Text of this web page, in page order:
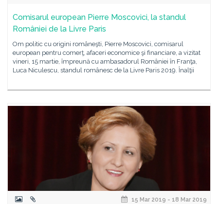
Comisarul european Pierre Moscovici, la standul
României de la Livre Paris
Om politic cu origini româneşti, Pierre Moscovici, comisarul
european pentru comerţ, afaceri economice şi financiare, a vizitat
vineri, 15 martie, împreună cu ambasadorul României în Franţa,
Luca Niculescu, standul românesc de la Livre Paris 2019. Înalţii
15 Mar 2019 - 18 Mar 2019